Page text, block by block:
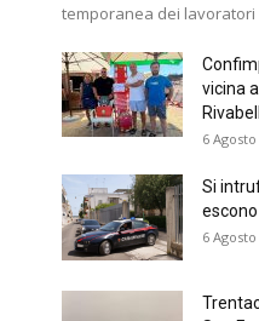
temporanea dei lavoratori
vicina
6
Si
escono
6